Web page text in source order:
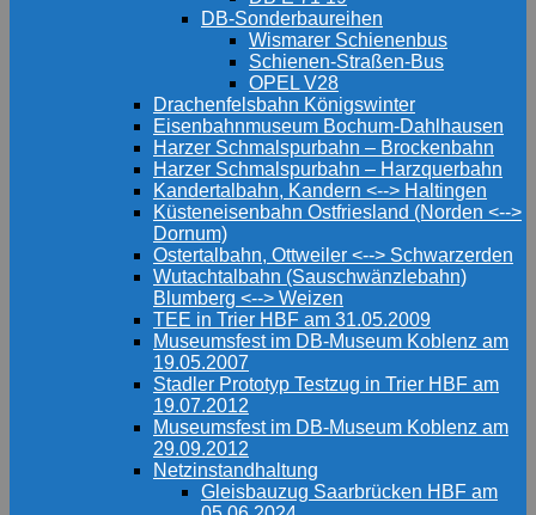
DB-Sonderbaureihen
Wismarer Schienenbus
Schienen-Straßen-Bus
OPEL V28
Drachenfelsbahn Königswinter
Eisenbahnmuseum Bochum-Dahlhausen
Harzer Schmalspurbahn – Brockenbahn
Harzer Schmalspurbahn – Harzquerbahn
Kandertalbahn, Kandern <--> Haltingen
Küsteneisenbahn Ostfriesland (Norden <-->
Dornum)
Ostertalbahn, Ottweiler <--> Schwarzerden
Wutachtalbahn (Sauschwänzlebahn)
Blumberg <--> Weizen
TEE in Trier HBF am 31.05.2009
Museumsfest im DB-Museum Koblenz am
19.05.2007
Stadler Prototyp Testzug in Trier HBF am
19.07.2012
Museumsfest im DB-Museum Koblenz am
29.09.2012
Netzinstandhaltung
Gleisbauzug Saarbrücken HBF am